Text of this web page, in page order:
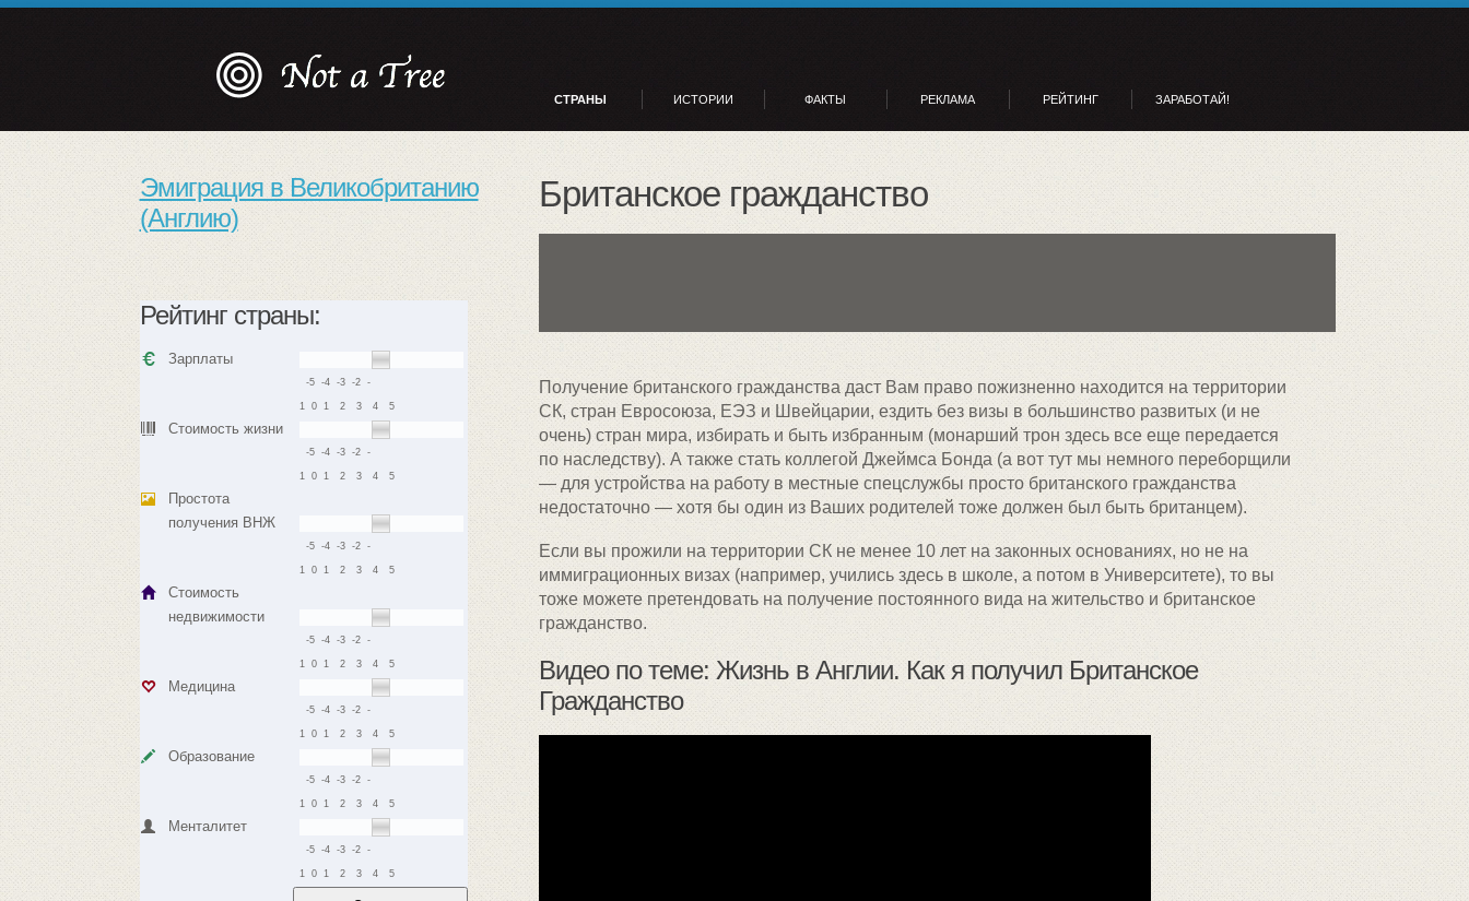
СТРАНЫ ИСТОРИИ ФАКТЫ РЕКЛАМА РЕЙТИНГ ЗАРАБОТАЙ!
Эмиграция в Великобританию
(Англию)
Рейтинг страны:
Зарплаты
-5 -4 -3 -2 -
1 0 1 2 3 4 5
Стоимость жизни
-5 -4 -3 -2 -
1 0 1 2 3 4 5
Простота
получения ВНЖ
-5 -4 -3 -2 -
1 0 1 2 3 4 5
Стоимость
недвижимости
-5 -4 -3 -2 -
1 0 1 2 3 4 5
Медицина
-5 -4 -3 -2 -
1 0 1 2 3 4 5
Образование
-5 -4 -3 -2 -
1 0 1 2 3 4 5
Менталитет
-5 -4 -3 -2 -
1 0 1 2 3 4 5
Британское гражданство
Получение британского гражданства даст Вам право пожизненно находится на территории
СК, стран Евросоюза, ЕЭЗ и Швейцарии, ездить без визы в большинство развитых (и не
очень) стран мира, избирать и быть избранным (монарший трон здесь все еще передается
по наследству). А также стать коллегой Джеймса Бонда (а вот тут мы немного переборщили
— для устройства на работу в местные спецслужбы просто британского гражданства
недостаточно — хотя бы один из Ваших родителей тоже должен был быть британцем).
Если вы прожили на территории СК не менее 10 лет на законных основаниях, но не на
иммиграционных визах (например, учились здесь в школе, а потом в Университете), то вы
тоже можете претендовать на получение постоянного вида на жительство и британское
гражданство.
Видео по теме: Жизнь в Англии. Как я получил Британское
Гражданство